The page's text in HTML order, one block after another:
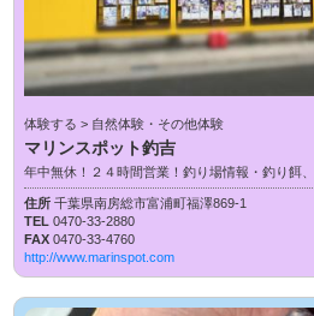
体験する > 自然体験・その他体験
マリンスポット釣吉
年中無休！２４時間営業！釣り場情報・釣り餌
住所千葉県南房総市富浦町福澤869-1
TEL0470-33-2880
FAX0470-33-4760
http://www.marinspot.com